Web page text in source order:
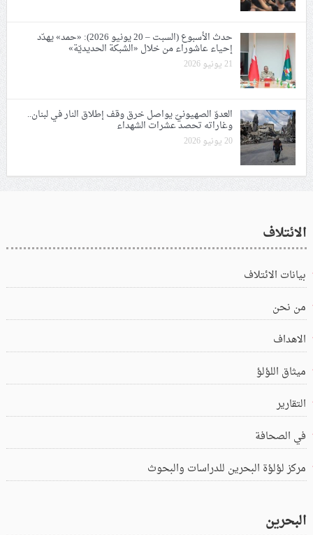
حدث الأسبوع (السبت – 20 يونيو 2026): «حمد» يهدّد
إحياء عاشوراء من خلال «الشبكة الحديديّة»
21 يونيو 2026
العدوّ الصهيونيّ يواصل خرق وقف إطلاق النار في لبنان..
وغاراته تحصد عشرات الشهداء
20 يونيو 2026
الائتلاف
بيانات الائتلاف
من نحن
الاهداف
ميثاق اللؤلؤ
التقارير
في الصحافة
مركز لؤلؤة البحرين للدراسات والبحوث
البحرين